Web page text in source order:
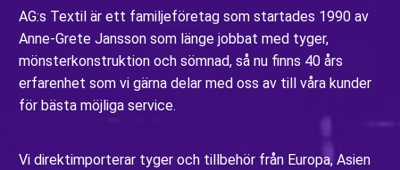
AG:s Textil är ett familjeföretag som startades 1990 av
Anne-Grete Jansson som länge jobbat med tyger,
mönsterkonstruktion och sömnad, så nu finns 40 års
erfarenhet som vi gärna delar med oss av till våra kunder
för bästa möjliga service.
Vi direktimporterar tyger och tillbehör från Europa, Asien